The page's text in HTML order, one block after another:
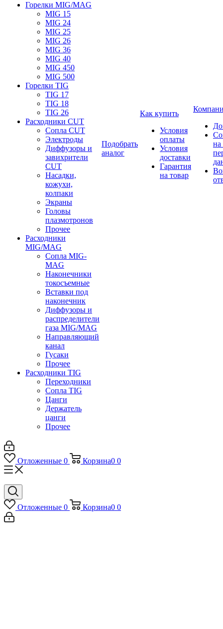
Горелки MIG/MAG
MIG 15
MIG 24
MIG 25
MIG 26
MIG 36
MIG 40
MIG 450
MIG 500
Горелки TIG
TIG 17
TIG 18
TIG 26
Расходники CUT
Сопла CUT
Электроды
Диффузоры и
завихрители
CUT
Насадки,
кожухи,
колпаки
Экраны
Головы
плазмотронов
Прочее
Расходники
MIG/MAG
Сопла MIG-
MAG
Наконечники
токосъемные
Вставки под
наконечник
Диффузоры и
распределители
газа MIG/MAG
Направляющий
канал
Гусаки
Прочее
Расходники TIG
Переходники
Сопла TIG
Цанги
Держатель
цанги
Прочее
Подобрать
аналог
Как купить
Условия
оплаты
Условия
доставки
Гарантия
на товар
на
Отложенные 0 Корзина0 0
Отложенные 0 Корзина0 0